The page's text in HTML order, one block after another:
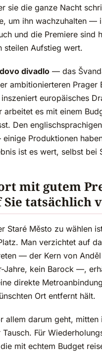
sie die ganze Nacht
um ihn wachzuhalten —
und die Premiere sind
steilen Aufstieg wert.
divadlo — das
ambitionierteren Prager
europäisches
arbeitet es mit einem
Den
Produktionen
ist es wert, selbst bei
mit gutem
tatsächlich
Staré Město zu wählen
Man verzichtet auf
— der Kern von
Jahre, kein Barock —,
direkte
Ort entfernt hält.
allem darum geht,
Für
mit echtem Budget